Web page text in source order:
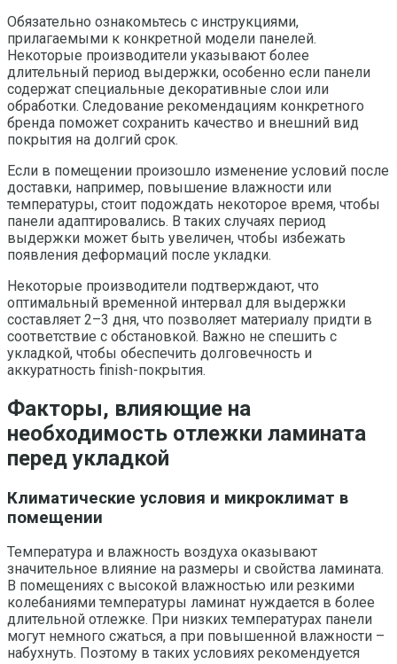
Обязательно ознакомьтесь с инструкциями,
прилагаемыми к конкретной модели панелей.
Некоторые производители указывают более
длительный период выдержки, особенно если панели
содержат специальные декоративные слои или
обработки. Следование рекомендациям конкретного
бренда поможет сохранить качество и внешний вид
покрытия на долгий срок.
Если в помещении произошло изменение условий после
доставки, например, повышение влажности или
температуры, стоит подождать некоторое время, чтобы
панели адаптировались. В таких случаях период
выдержки может быть увеличен, чтобы избежать
появления деформаций после укладки.
Некоторые производители подтверждают, что
оптимальный временной интервал для выдержки
составляет 2–3 дня, что позволяет материалу придти в
соответствие с обстановкой. Важно не спешить с
укладкой, чтобы обеспечить долговечность и
аккуратность finish-покрытия.
Факторы, влияющие на
необходимость отлежки ламината
перед укладкой
Климатические условия и микроклимат в
помещении
Температура и влажность воздуха оказывают
значительное влияние на размеры и свойства ламината.
В помещениях с высокой влажностью или резкими
колебаниями температуры ламинат нуждается в более
длительной отлежке. При низких температурах панели
могут немного сжаться, а при повышенной влажности –
набухнуть. Поэтому в таких условиях рекомендуется